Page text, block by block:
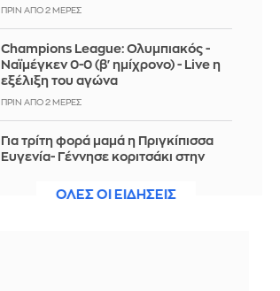
ΠΡΙΝ ΑΠΌ 2 ΜΈΡΕΣ
Champions League: Ολυμπιακός -
Ναϊμέγκεν 0-0 (β' ημίχρονο) - Live η
εξέλιξη του αγώνα
ΠΡΙΝ ΑΠΌ 2 ΜΈΡΕΣ
Για τρίτη φορά μαμά η Πριγκίπισσα
Ευγενία- Γέννησε κοριτσάκι στην
ΠΡΙΝ ΑΠΌ 2 ΜΈΡΕΣΟΛΕΣ ΟΙ ΕΙΔΗΣΕΙΣ